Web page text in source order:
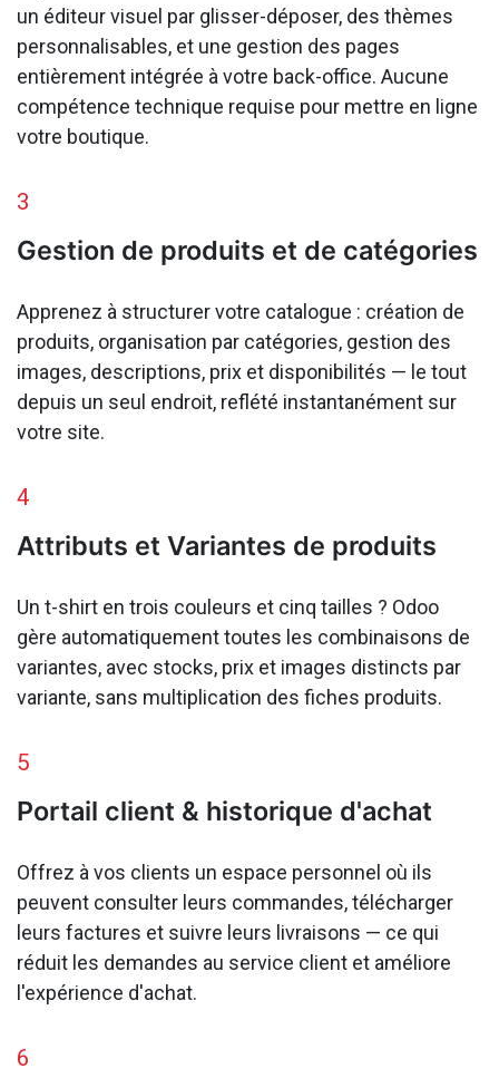
un éditeur visuel par glisser-déposer, des thèmes
personnalisables, et une gestion des pages
entièrement intégrée à votre back-office. Aucune
compétence technique requise pour mettre en ligne
votre boutique.
3
Gestion de produits et de catégories
Apprenez à structurer votre catalogue : création de
produits, organisation par catégories, gestion des
images, descriptions, prix et disponibilités — le tout
depuis un seul endroit, reflété instantanément sur
votre site.
4
Attributs et Variantes de produits
Un t-shirt en trois couleurs et cinq tailles ? Odoo
gère automatiquement toutes les combinaisons de
variantes, avec stocks, prix et images distincts par
variante, sans multiplication des fiches produits.
5
Portail client & historique d'achat
Offrez à vos clients un espace personnel où ils
peuvent consulter leurs commandes, télécharger
leurs factures et suivre leurs livraisons — ce qui
réduit les demandes au service client et améliore
l'expérience d'achat.
6